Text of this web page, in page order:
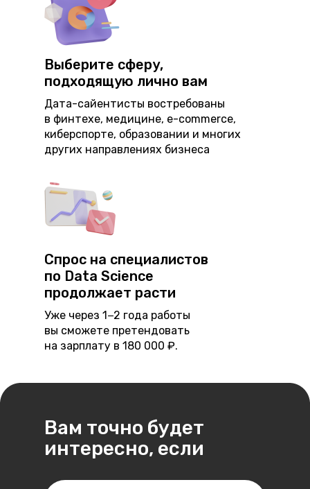
Выберите сферу,
подходящую лично вам
Дата-сайентисты востребованы
в финтехе, медицине, e-commerce,
киберспорте, образовании и многих
других направлениях бизнеса
Спрос на специалистов
по Data Science
продолжает расти
Уже через 1−2 года работы
вы сможете претендовать
на зарплату в 180 000 ₽.
Вам точно будет
интересно, если